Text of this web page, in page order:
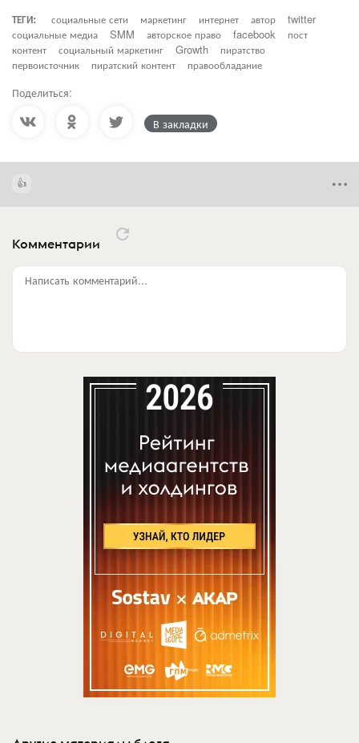
ТЕГИ:
социальные сети маркетинг интернет автор
twitter
социальные медиа
SMM авторское право facebook
пост
контент
социальный маркетинг Growth
пиратство
первоисточник
пиратский контент правообладание
Поделиться:
В закладки
Комментарии
Написать комментарий...